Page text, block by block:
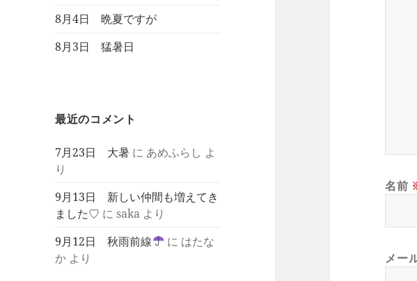
8月4日 晩夏ですが
8月3日 猛暑日
最近のコメント
7月23日 大暑 に あめふらし よ
り
9月13日 新しい仲間も増えてき
ました♡ にsaka より
9月12日 秋雨前線
に はたな
か より
名前
メー